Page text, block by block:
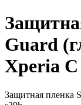
Guard
Xperia C
Защитная пленка